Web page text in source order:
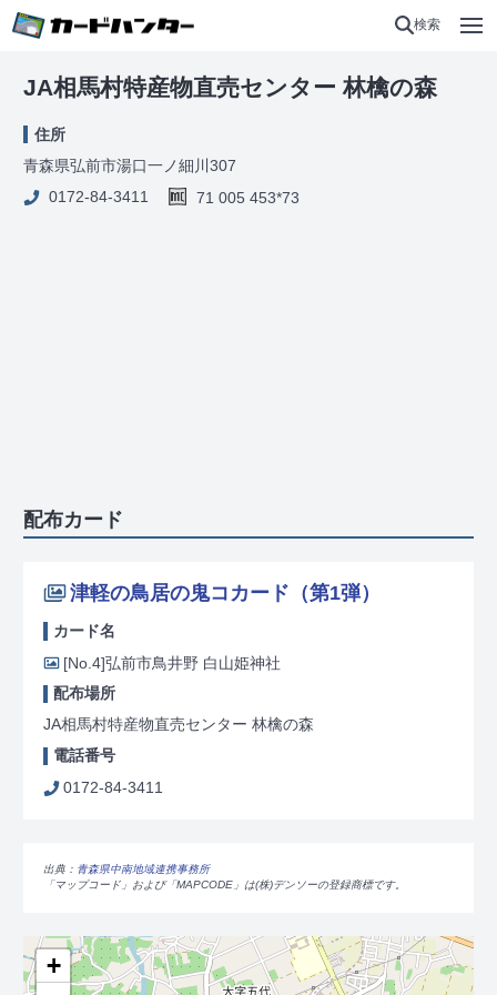
検索
JA相馬村特産物直売センター 林檎の森
住所
青森県弘前市湯口一ノ細川307
0172-84-3411
71 005 453*73
配布カード
津軽の鳥居の鬼コカード（第1弾）
カード名
[No.4]弘前市鳥井野 白山姫神社
配布場所
JA相馬村特産物直売センター 林檎の森
電話番号
0172-84-3411
出典： 青森県中南地域連携事務所
「マップコード」および「MAPCODE」は(株)デンソーの登録商標です。
+